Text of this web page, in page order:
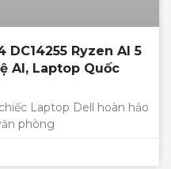
Ryzen AI 5
AI, Laptop Quốc
Laptop Dell hoàn hảo
phòng